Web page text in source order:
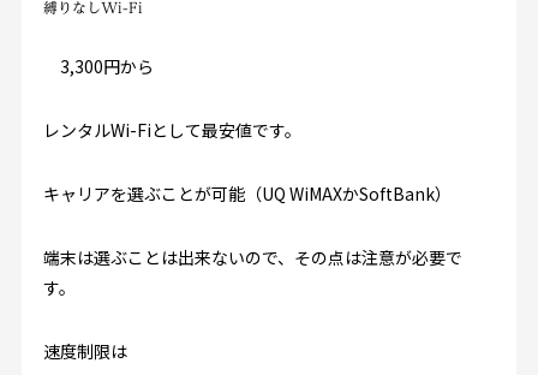
縛りなしWi-Fi
3,300円から
レンタルWi-Fiとして最安値です。
キャリアを選ぶことが可能（UQ WiMAXかSoftBank）
端末は選ぶことは出来ないので、その点は注意が必要で
す。
速度制限は